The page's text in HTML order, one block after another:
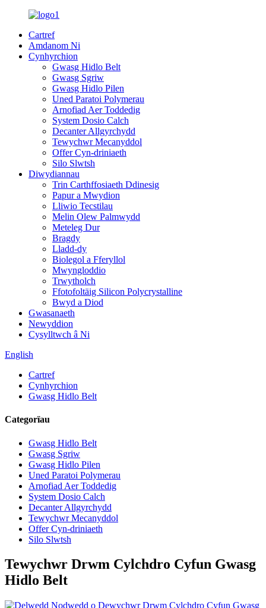
Cartref
Amdanom Ni
Cynhyrchion
Gwasg Hidlo Belt
Gwasg Sgriw
Gwasg Hidlo Pilen
Uned Paratoi Polymerau
Arnofiad Aer Toddedig
System Dosio Calch
Decanter Allgyrchydd
Tewychwr Mecanyddol
Offer Cyn-driniaeth
Silo Slwtsh
Diwydiannau
Trin Carthffosiaeth Ddinesig
Papur a Mwydion
Lliwio Tecstilau
Melin Olew Palmwydd
Meteleg Dur
Bragdy
Lladd-dy
Biolegol a Fferyllol
Mwyngloddio
Trwytholch
Ffotofoltäig Silicon Polycrystalline
Bwyd a Diod
Gwasanaeth
Newyddion
Cysylltwch â Ni
English
Cartref
Cynhyrchion
Gwasg Hidlo Belt
Categorïau
Gwasg Hidlo Belt
Gwasg Sgriw
Gwasg Hidlo Pilen
Uned Paratoi Polymerau
Arnofiad Aer Toddedig
System Dosio Calch
Decanter Allgyrchydd
Tewychwr Mecanyddol
Offer Cyn-driniaeth
Silo Slwtsh
Tewychwr Drwm Cylchdro Cyfun Gwasg
Hidlo Belt